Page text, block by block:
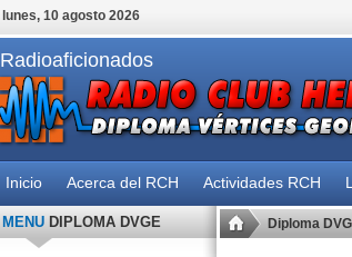
lunes, 10 agosto 2026
Radioaficionados
Inicio Acerca del RCH Actividades RCH
Diploma
MENUDIPLOMA DVGE